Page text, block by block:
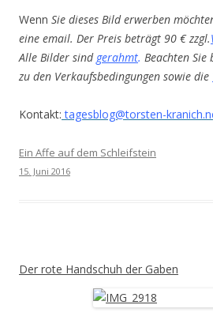
Wenn Sie dieses Bild erwerben
eine email. Der Preis beträgt 90 € zzgl.
Alle Bilder sind gerahmt. Beachten
zu den Verkaufsbedingungen sowie die
Kontakt: tagesblog@torsten-
Ein Affe auf dem Schleifstein
15. Juni 2016
Der rote Handschuh der Gaben